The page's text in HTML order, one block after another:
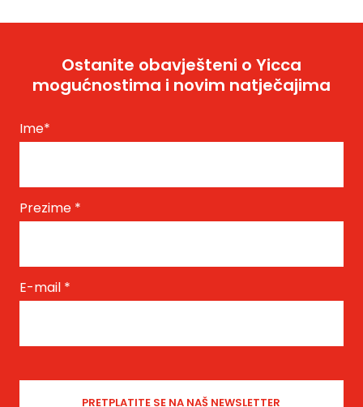
Ostanite obavješteni o Yicca
mogućnostima i novim natječajima
Ime*
Prezime *
E-mail *